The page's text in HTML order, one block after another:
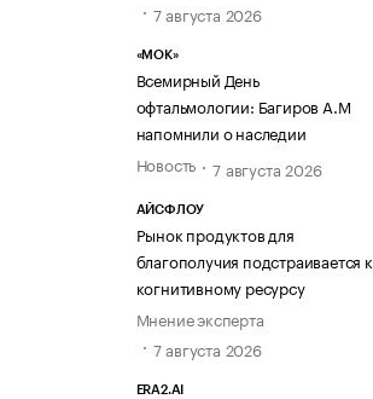
7 августа 2026
«МОК»
Всемирный День
офтальмологии: Багиров А.М
напомнили о наследии
Новость
7 августа 2026
АЙСФЛОУ
Рынок продуктов для
благополучия подстраивается к
когнитивному ресурсу
Мнение эксперта
7 августа 2026
ERA2.AI